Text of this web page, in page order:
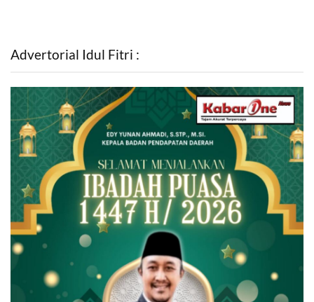
Advertorial Idul Fitri :